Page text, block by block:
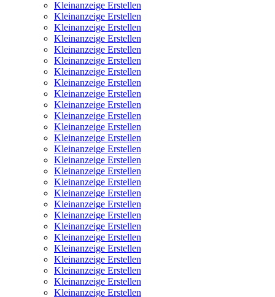
Kleinanzeige Erstellen
Kleinanzeige Erstellen
Kleinanzeige Erstellen
Kleinanzeige Erstellen
Kleinanzeige Erstellen
Kleinanzeige Erstellen
Kleinanzeige Erstellen
Kleinanzeige Erstellen
Kleinanzeige Erstellen
Kleinanzeige Erstellen
Kleinanzeige Erstellen
Kleinanzeige Erstellen
Kleinanzeige Erstellen
Kleinanzeige Erstellen
Kleinanzeige Erstellen
Kleinanzeige Erstellen
Kleinanzeige Erstellen
Kleinanzeige Erstellen
Kleinanzeige Erstellen
Kleinanzeige Erstellen
Kleinanzeige Erstellen
Kleinanzeige Erstellen
Kleinanzeige Erstellen
Kleinanzeige Erstellen
Kleinanzeige Erstellen
Kleinanzeige Erstellen
Kleinanzeige Erstellen